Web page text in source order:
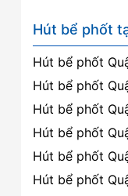
Hút bể phốt
Hút bể phốt
Hút bể phốt
Hút bể phốt
Hút bể phốt
Hút bể phốt
Hút bể phốt